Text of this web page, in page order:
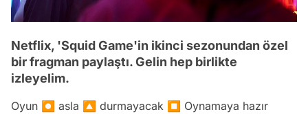
Netflix, 'Squid Game'in ikinci sezonundan özel
bir fragman paylaştı. Gelin hep birlikte
izleyelim.
Oyun ⏺️ asla 🔼 durmayacak ⏹️ Oynamaya hazır